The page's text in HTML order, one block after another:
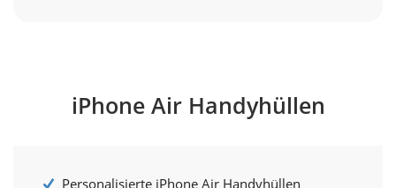
iPhone Air Handyhüllen
Personalisierte iPhone Air Handyhüllen